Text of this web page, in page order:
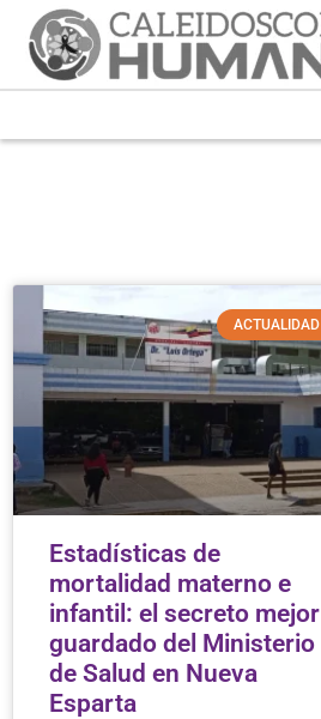
ACTUALIDAD
Estadísticas de
mortalidad materno e
infantil: el secreto mejor
guardado del Ministerio
de Salud en Nueva
Esparta